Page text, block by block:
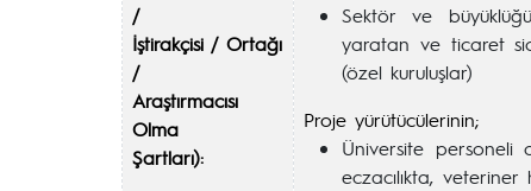
/
İştirakçisi / Ortağı
/
Araştırmacısı
Olma
Şartları):
Sektör ve
yaratan ve ticaret
(özel kuruluşlar)
Proje yürütücülerinin;
Üniversite personeli
eczacılıkta,